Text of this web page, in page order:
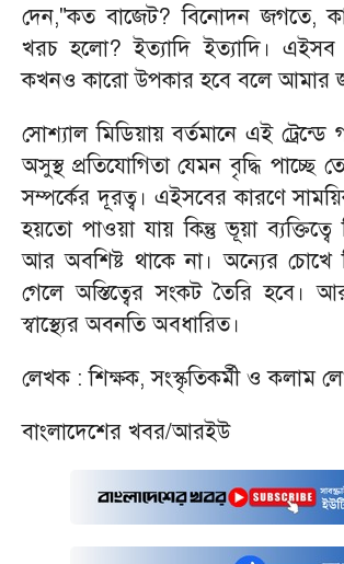
দেন,"কত বাজেট? বিনোদন জগতে,
খরচ হলো? ইত্যাদি ইত্যাদি। এইসব
কখনও কারো উপকার হবে বলে আমার
সোশ্যাল মিডিয়ায় বর্তমানে এই ট্রেন্ডে
অসুস্থ প্রতিযোগিতা যেমন বৃদ্ধি পাচ্ছে
সম্পর্কের দূরত্ব। এইসবের কারণে
হয়তো পাওয়া যায় কিন্তু ভূয়া ব্যক্তিত্বে
আর অবশিষ্ট থাকে না। অন্যের চোখে
গেলে অস্তিত্বের সংকট তৈরি হবে।
স্বাস্থ্যের অবনতি অবধারিত।
লেখক : শিক্ষক, সংস্কৃতিকর্মী ও কলাম
বাংলাদেশের খবর/আরইউ